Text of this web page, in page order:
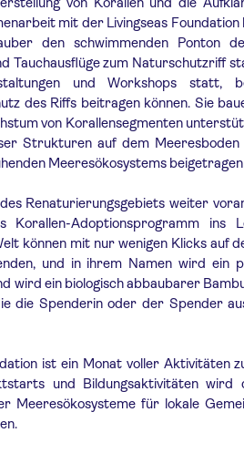
mit der Livingseas Foundation
den schwimmenden Ponton
Tauchausflüge zum Naturschutzriff
und Workshops statt,
des Riffs beitragen können. Sie
von Korallensegmenten
Strukturen auf dem Meeresboden
Meeresökosystems
Renaturierungsgebiets weiter
Adoptionsprogramm ins
können mit nur wenigen Klicks auf
und in ihrem Namen wird ein
wird ein biologisch abbaubarer
die Spenderin oder der Spender
ist ein Monat voller Aktivitäten
und Bildungsaktivitäten wird
Meeresökosysteme für lokale